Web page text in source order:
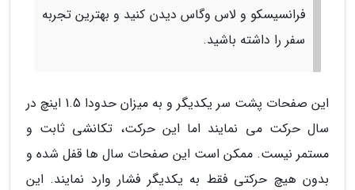
فرانسیسکو و لاس وگاس دیدن کنید و بهترین تجربه
سفر را داشته باشید.
این صفحات پشت سر یکدیگر و به میزان حدودا 1.5 اینچ در
سال حرکت می نمایند اما این حرکت، تکانشی ثابت و
مستمر نیست. ممکن است این صفحات سال ها قفل شده و
بدون هیچ حرکتی فقط به یکدیگر فشار وارد نمایند. این